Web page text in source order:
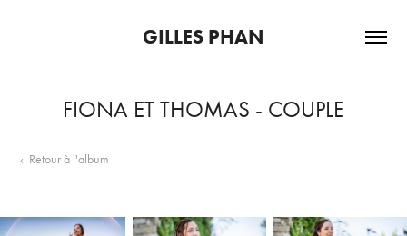
GILLES PHAN
FIONA ET THOMAS - COUPLE
‹ Retour à l'album